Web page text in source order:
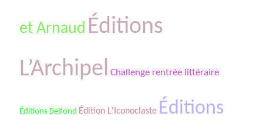
et Arnaud Éditions
L’Archipel Challenge rentrée littéraire
Éditions Belfond Édition L'Iconoclaste Éditions